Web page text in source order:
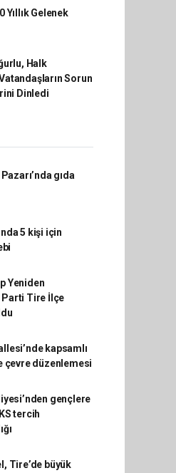
Yıllık Gelenek
Halk
Sorun
Dinledi
gıda
5 kişi için
Yeniden
Parti Tire İlçe
kapsamlı
çevre düzenlemesi
gençlere
tercih
Tire’de büyük